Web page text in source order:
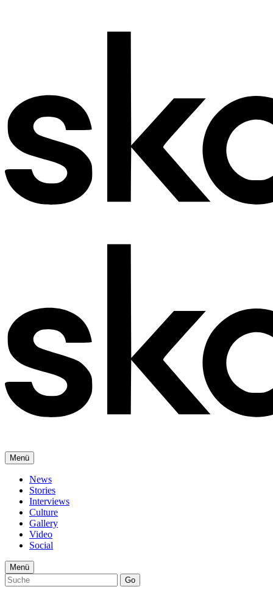
Menü
News
Stories
Interviews
Culture
Gallery
Video
Social
Menü
Go